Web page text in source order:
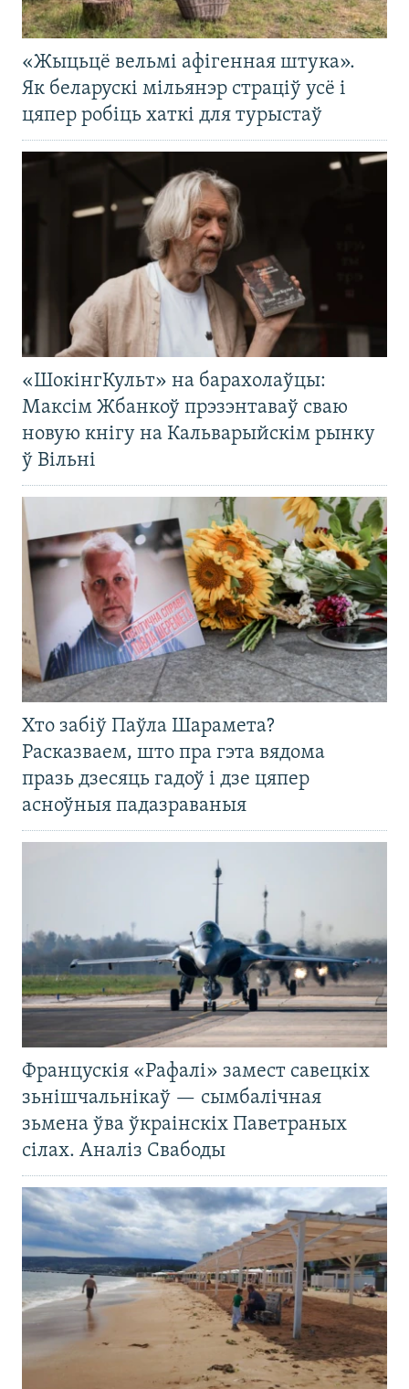
«Жыцьцё вельмі афігенная штука».
Як беларускі мільянэр страціў усё і
цяпер робіць хаткі для турыстаў
«ШокінгКульт» на барахолаўцы:
Максім Жбанкоў прэзэнтаваў сваю
новую кнігу на Кальварыйскім рынку
ў Вільні
Хто забіў Паўла Шарамета?
Расказваем, што пра гэта вядома
празь дзесяць гадоў і дзе цяпер
асноўныя падазраваныя
Францускія «Рафалі» замест савецкіх
зьнішчальнікаў — сымбалічная
зьмена ўва ўкраінскіх Паветраных
сілах. Аналіз Свабоды